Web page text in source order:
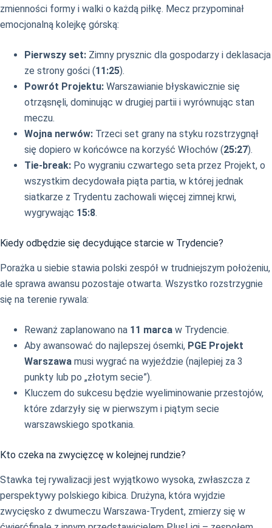
zmienności formy i walki o każdą piłkę. Mecz przypominał
emocjonalną kolejkę górską:
Pierwszy set: Zimny prysznic dla gospodarzy i deklasacja
ze strony gości (11:25).
Powrót Projektu: Warszawianie błyskawicznie się
otrząsnęli, dominując w drugiej partii i wyrównując stan
meczu.
Wojna nerwów: Trzeci set grany na styku rozstrzygnął
się dopiero w końcówce na korzyść Włochów (25:27).
Tie-break: Po wygraniu czwartego seta przez Projekt, o
wszystkim decydowała piąta partia, w której jednak
siatkarze z Trydentu zachowali więcej zimnej krwi,
wygrywając 15:8.
Kiedy odbędzie się decydujące starcie w Trydencie?
Porażka u siebie stawia polski zespół w trudniejszym położeniu,
ale sprawa awansu pozostaje otwarta. Wszystko rozstrzygnie
się na terenie rywala:
Rewanż zaplanowano na 11 marca w Trydencie.
Aby awansować do najlepszej ósemki, PGE Projekt
Warszawa musi wygrać na wyjeździe (najlepiej za 3
punkty lub po „złotym secie”).
Kluczem do sukcesu będzie wyeliminowanie przestojów,
które zdarzyły się w pierwszym i piątym secie
warszawskiego spotkania.
Kto czeka na zwycięzcę w kolejnej rundzie?
Stawka tej rywalizacji jest wyjątkowo wysoka, zwłaszcza z
perspektywy polskiego kibica. Drużyna, która wyjdzie
zwycięsko z dwumeczu Warszawa-Trydent, zmierzy się w